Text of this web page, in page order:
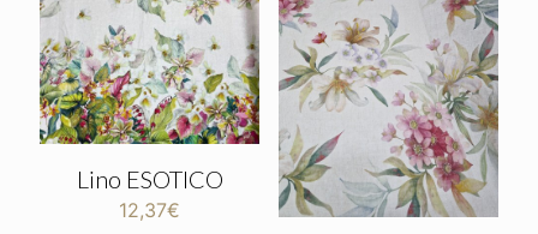
Lino ESOTICO
12,37€